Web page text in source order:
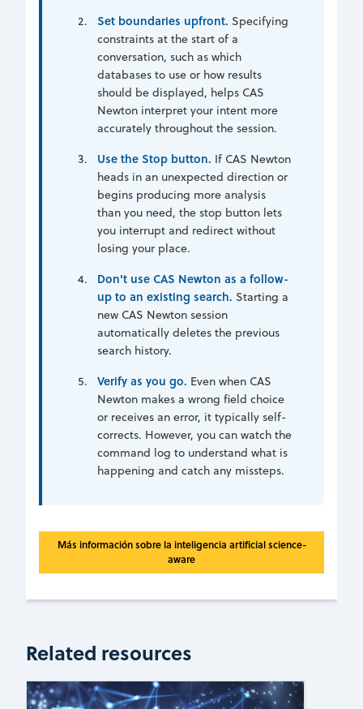
Set boundaries upfront. Specifying
constraints at the start of a
conversation, such as which
databases to use or how results
should be displayed, helps CAS
Newton interpret your intent more
accurately throughout the session.
Use the Stop button. If CAS Newton
heads in an unexpected direction or
begins producing more analysis
than you need, the stop button lets
you interrupt and redirect without
losing your place.
Don't use CAS Newton as a follow-
up to an existing search. Starting a
new CAS Newton session
automatically deletes the previous
search history.
Verify as you go. Even when CAS
Newton makes a wrong field choice
or receives an error, it typically self-
corrects. However, you can watch the
command log to understand what is
happening and catch any missteps.
Más información sobre la inteligencia artificial science-
aware
Related resources